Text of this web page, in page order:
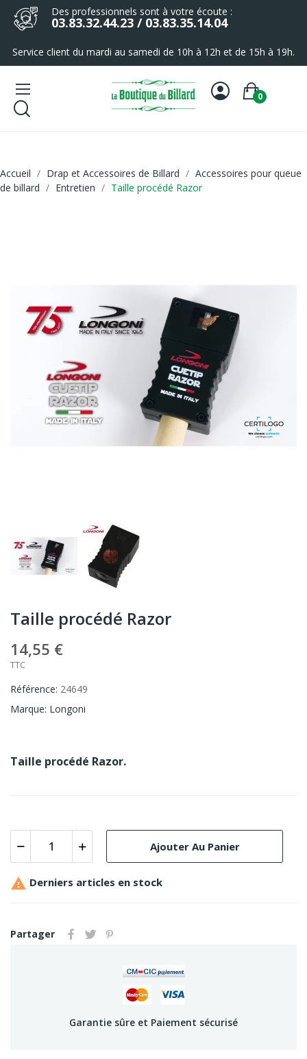
Des professionnels sont à votre écoute :
03.83.32.44.23 / 03.83.35.14.04
Service client du mardi au samedi de 10h à 12h et de 15h à 19h.
0
Accueil Drap et Accessoires de Billard
Accessoires pour queue
de billard
Entretien Taille procédé Razor
Taille procédé Razor
14,55 €
TTC
Référence: 24649
Marque: Longoni
Taille procédé Razor.
Ajouter Au Panier
 Derniers articles en stock
Partager
Garantie sûre et Paiement sécurisé